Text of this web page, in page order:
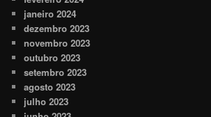
janeiro 2024
dezembro 2023
novembro 2023
outubro 2023
setembro 2023
agosto 2023
julho 2023